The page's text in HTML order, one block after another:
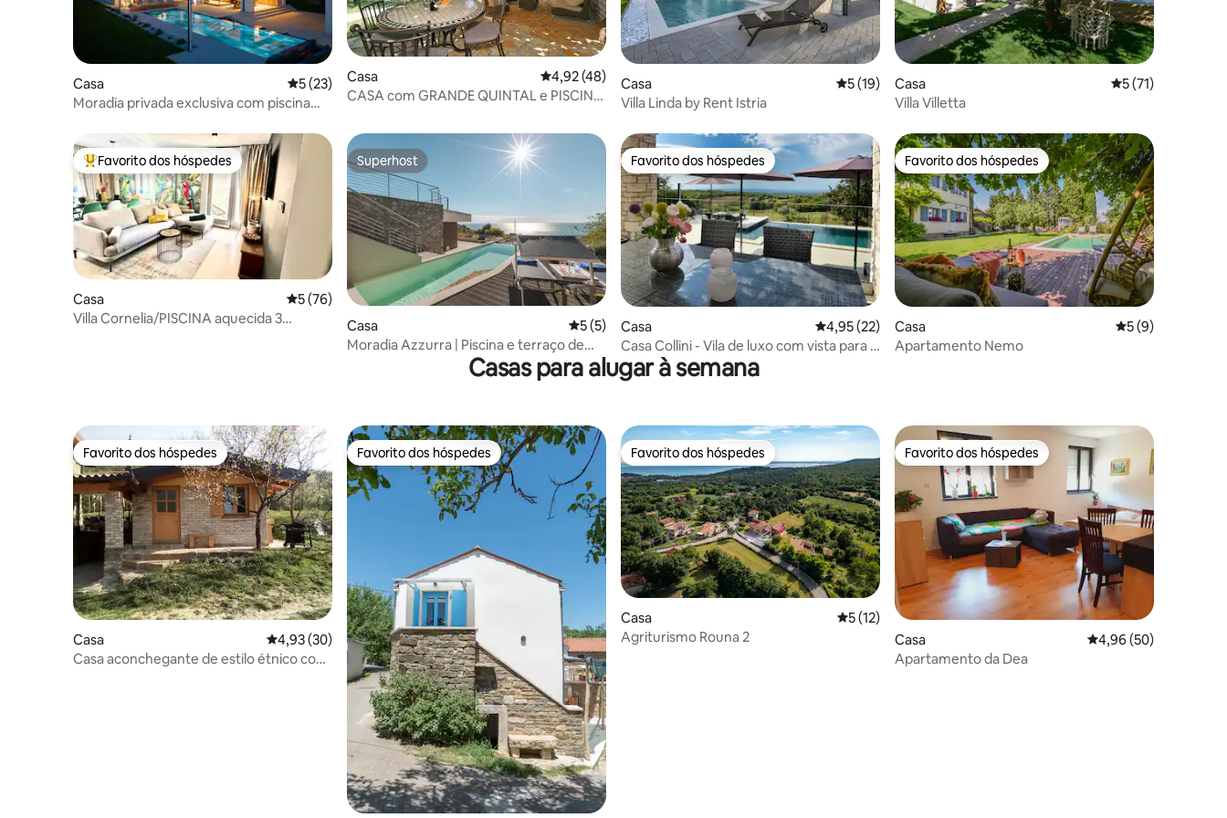
Casa Classificação média de 5 em 5 estrelas, 23avaliações
5 (23)
Moradia privada exclusiva com piscina
Casa Classificação média de 4,92 em 5 estrelas, 48avaliações
4,92 (48)
CASA com GRANDE QUINTAL e PISCINA
Casa Classificação média de 5 em 5 estrelas, 19avaliações
5 (19)
Villa Linda by Rent Istria
Casa Classificação
5 (71)
Villa Villetta
Favoritos dos hóspedes mais apreciados
Favorito dos hóspedes
Casa Classificação média de 5 em 5 estrelas, 76avaliações
5 (76)
Villa Cornelia/PISCINA aquecida 3
Superhost
Superhost
Casa Classificação média de 5 em 5 estrelas, 5avaliações
5 (5)
Moradia Azzurra | Piscina e terraço de
luxo, estacionamento gratuito
Favorito dos hóspedes
Favorito dos hóspedes
Casa Classificação média de 4,95 em 5 estrelas, 22avaliações
4,95 (22)
Casa Collini - Vila de luxo com vista para o
mar e piscina
Favorito dos hóspedes
Favorito dos hóspedes
Casa Classificação
5 (9)
Apartamento Nemo
Casas para alugar à semana
Favorito dos hóspedes
Favorito dos hóspedes
Casa Classificação média de 4,93 em 5 estrelas, 30avaliações
4,93 (30)
Casa aconchegante de estilo étnico com
Favorito dos hóspedes
Favorito dos hóspedes Favorito dos hóspedes
Favorito dos hóspedes
Casa Classificação média de 5 em 5 estrelas, 12avaliações
5 (12)
Agriturismo Rouna 2
Favorito dos hóspedes
Favorito dos hóspedes
Casa Classificação média
4,96 (50)
Apartamento da Dea